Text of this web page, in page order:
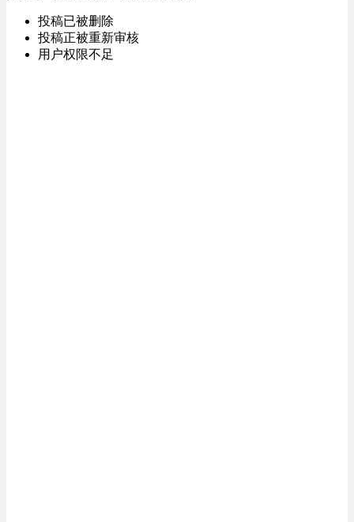
投稿已被删除
投稿正被重新审核
用户权限不足